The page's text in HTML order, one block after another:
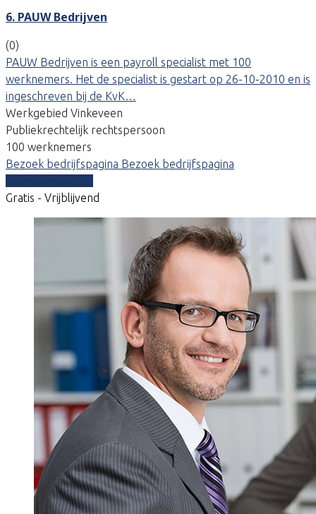
6. PAUW Bedrijven
(0)
PAUW Bedrijven is een payroll specialist met 100
werknemers. Het de specialist is gestart op 26-10-2010 en is
ingeschreven bij de KvK…
Werkgebied Vinkeveen
Publiekrechtelijk rechtspersoon
100 werknemers
Bezoek bedrijfspagina Bezoek bedrijfspagina
Gratis - Vrijblijvend